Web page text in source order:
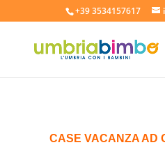
+39 3534157617
CASE VACANZA AD